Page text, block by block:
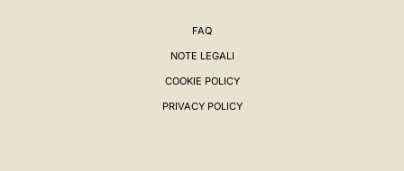
FAQ
NOTE LEGALI
COOKIE POLICY
PRIVACY POLICY